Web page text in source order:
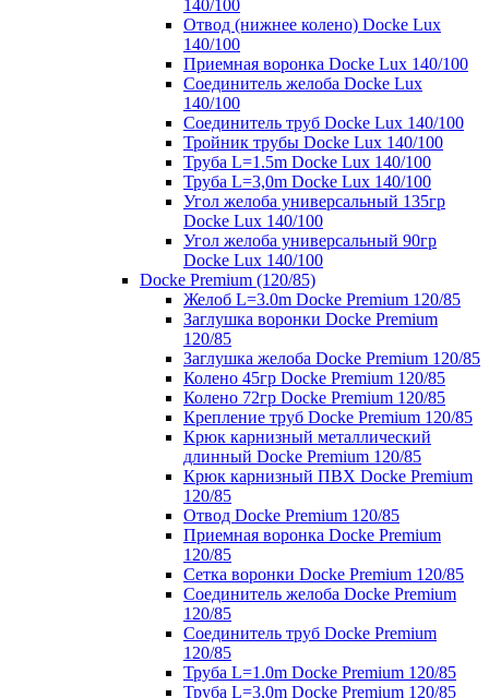
140/100
Отвод (нижнее колено) Docke Lux
140/100
Приемная воронка Docke Lux 140/100
Соединитель желоба Docke Lux
140/100
Соединитель труб Docke Lux 140/100
Тройник трубы Docke Lux 140/100
Труба L=1.5m Docke Lux 140/100
Труба L=3,0m Docke Lux 140/100
Угол желоба универсальный 135гр
Docke Lux 140/100
Угол желоба универсальный 90гр
Docke Lux 140/100
Docke Premium (120/85)
Желоб L=3.0m Docke Premium 120/85
Заглушка воронки Docke Premium
120/85
Заглушка желоба Docke Premium 120/85
Колено 45гр Docke Premium 120/85
Колено 72гр Docke Premium 120/85
Крепление труб Docke Premium 120/85
Крюк карнизный металлический
длинный Docke Premium 120/85
Крюк карнизный ПВХ Docke Premium
120/85
Отвод Docke Premium 120/85
Приемная воронка Docke Premium
120/85
Сетка воронки Docke Premium 120/85
Соединитель желоба Docke Premium
120/85
Соединитель труб Docke Premium
120/85
Труба L=1.0m Docke Premium 120/85
Труба L=3,0m Docke Premium 120/85